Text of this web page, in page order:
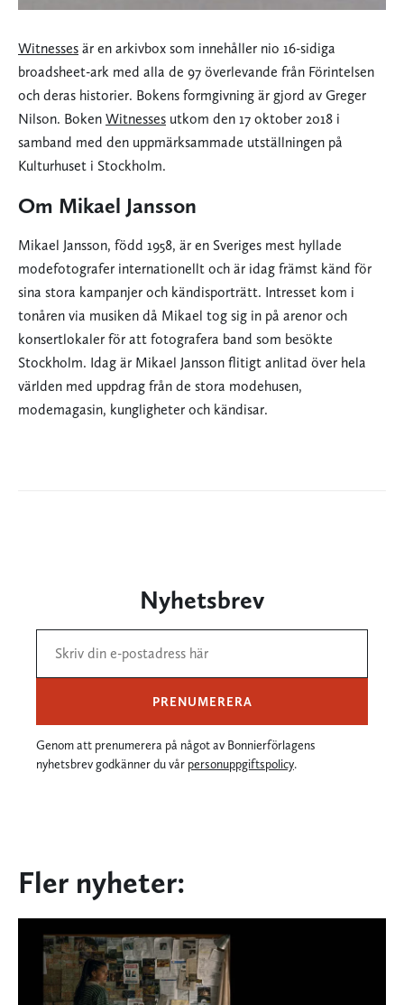
Witnesses är en arkivbox som innehåller nio 16-sidiga
broadsheet-ark med alla de 97 överlevande från Förintelsen
och deras historier. Bokens formgivning är gjord av Greger
Nilson. Boken Witnesses utkom den 17 oktober 2018 i
samband med den uppmärksammade utställningen på
Kulturhuset i Stockholm.
Om Mikael Jansson
Mikael Jansson, född 1958, är en Sveriges mest hyllade
modefotografer internationellt och är idag främst känd för
sina stora kampanjer och kändisporträtt. Intresset kom i
tonåren via musiken då Mikael tog sig in på arenor och
konsertlokaler för att fotografera band som besökte
Stockholm. Idag är Mikael Jansson flitigt anlitad över hela
världen med uppdrag från de stora modehusen,
modemagasin, kungligheter och kändisar.
Nyhetsbrev
PRENUMERERA
Genom att prenumerera på något av Bonnierförlagens
nyhetsbrev godkänner du vår personuppgiftspolicy.
Fler nyheter: